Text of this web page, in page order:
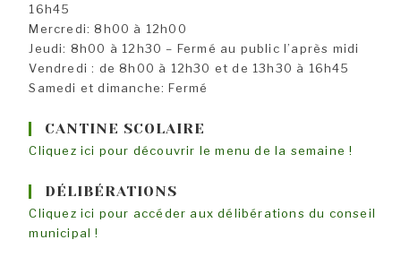
16h45
Mercredi: 8h00 à 12h00
Jeudi: 8h00 à 12h30 – Fermé au public l’après midi
Vendredi : de 8h00 à 12h30 et de 13h30 à 16h45
Samedi et dimanche: Fermé
CANTINE SCOLAIRE
Cliquez ici pour découvrir le menu de la semaine !
DÉLIBÉRATIONS
Cliquez ici pour accéder aux délibérations du conseil
municipal !